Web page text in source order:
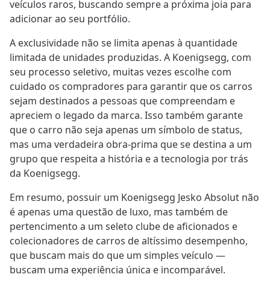
veículos raros, buscando sempre a próxima joia para
adicionar ao seu portfólio.
A exclusividade não se limita apenas à quantidade
limitada de unidades produzidas. A Koenigsegg, com
seu processo seletivo, muitas vezes escolhe com
cuidado os compradores para garantir que os carros
sejam destinados a pessoas que compreendam e
apreciem o legado da marca. Isso também garante
que o carro não seja apenas um símbolo de status,
mas uma verdadeira obra-prima que se destina a um
grupo que respeita a história e a tecnologia por trás
da Koenigsegg.
Em resumo, possuir um Koenigsegg Jesko Absolut não
é apenas uma questão de luxo, mas também de
pertencimento a um seleto clube de aficionados e
colecionadores de carros de altíssimo desempenho,
que buscam mais do que um simples veículo —
buscam uma experiência única e incomparável.